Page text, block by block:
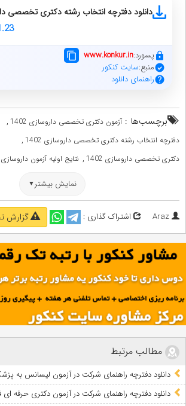
دانلود دفترچه انتخاب رشته دکتری تخصصی
1.23
منبع:سایت کنکور
پسورد:www.konkur.in
راهنمای دانلود
برچسب‌ها : آزمون دکتری تخصصی داروسازی 1402 ,
دفترچه انتخاب رشته دکتری تخصصی داروسازی 1402 ,
دکتری تخصصی داروسازی 1402 , نتایج اولیه آزمون داروسازی 1402
نمایش بیشتر
Araz اشتراک گذاری : گزارش
مطالب مرتبط
دانلود دفترچه راهنمای شرکت در آزمون لیسانس به پزشکی
دانلود دفترچه راهنمای شرکت در آزمون دکتری حرفه ای